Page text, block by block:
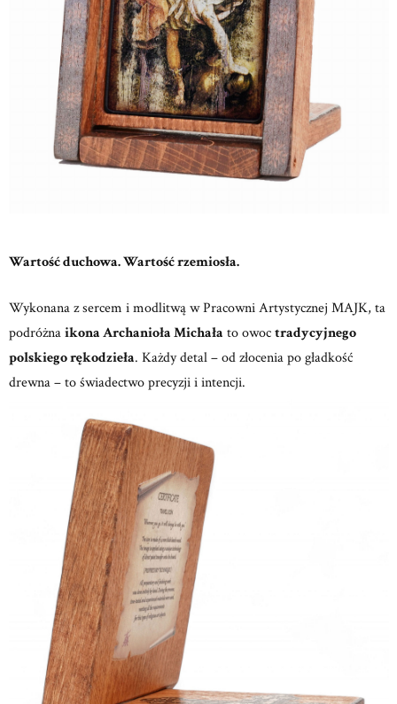
Wartość duchowa. Wartość rzemiosła.
Wykonana z sercem i modlitwą w Pracowni Artystycznej MAJK, ta
podróżnaikona Archanioła Michała to owoc tradycyjnego
polskiego rękodzieła. Każdy detal – od złocenia po gładkość
drewna – to świadectwo precyzji i intencji.